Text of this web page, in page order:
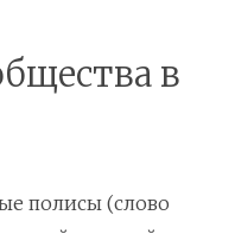
в
полисы (слово